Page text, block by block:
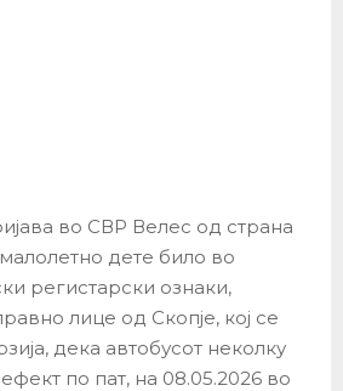
во СВР Велес од страна
дете било во
регистарски ознаки,
лице од Скопје, кој се
дека автобусот неколку
по пат, на 08.05.2026 во